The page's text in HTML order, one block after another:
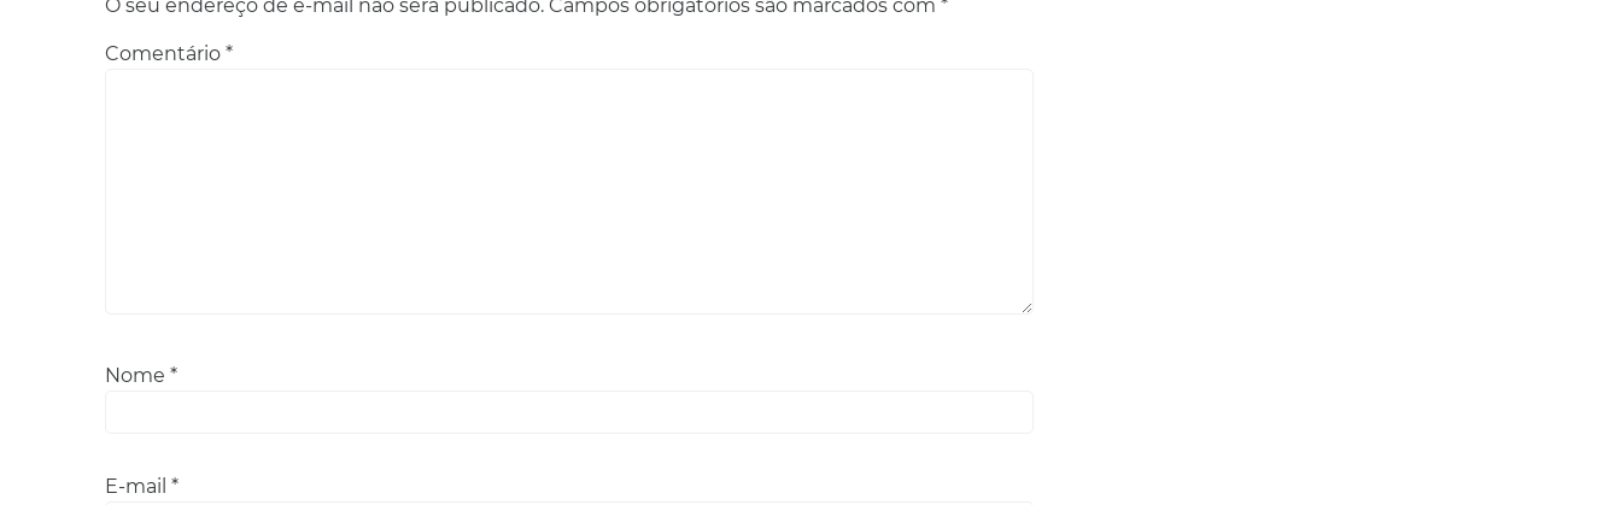
O seu endereço de e-mail não será publicado. Campos obrigatórios são marcados com *
Comentário *
Nome *
E-mail *